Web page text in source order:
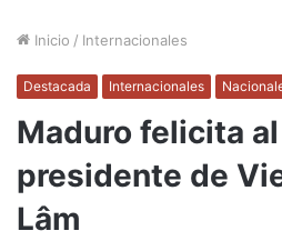
Inicio / Internacionales
Destacada Internacionales
Maduro felicita
presidente de
Lâm